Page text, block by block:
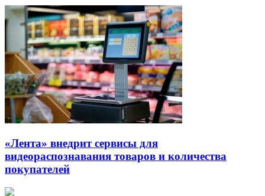
«Лента» внедрит сервисы для
видеораспознавания товаров и количества
покупателей